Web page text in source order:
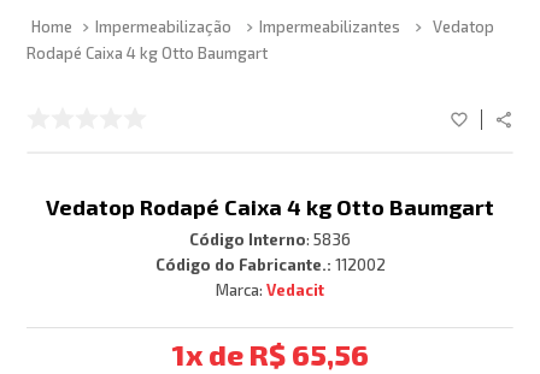
Impermeabilização Impermeabilizantes
Vedatop
Rodapé Caixa 4 kg Otto Baumgart
Vedatop Rodapé Caixa 4 kg Otto Baumgart
Código Interno: 5836
Código do Fabricante.: 112002
Vedacit
1 R$ 65,56